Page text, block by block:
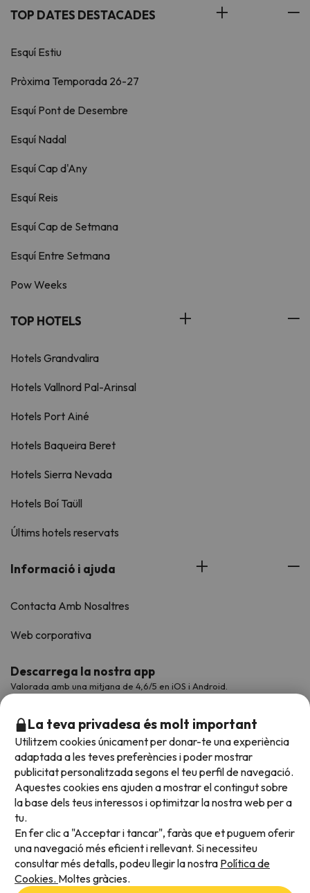
TOP DATES DESTACADES
Esquí Estiu
Pròxima Temporada 26-27
Esquí Pont de Desembre
Esquí Nadal
Esquí Cap d'Any
Esquí Reis
Esquí Cap de Setmana
Esquí Entre Setmana
Pow Weeks
TOP HOTELS
Hotels Grandvalira
Hotels Vallnord Pal-Arinsal
Hotels Port Ainé
Hotels Baqueira Beret
Hotels Sierra Nevada
Hotels Boí Taüll
Últims hotels reservats
Informació i ajuda
Contacta Amb Nosaltres
Web corporativa
Descarrega la nostra app
Valorada amb una mitjana de 4,6/5 en iOS i Android.
Acceptem
La teva privadesa és molt important
Utilitzem cookies únicament per donar-te una experiència
adaptada a les teves preferències i poder mostrar
publicitat personalitzada segons el teu perfil de navegació.
Aquestes cookies ens ajuden a mostrar el contingut sobre
la base dels teus interessos i optimitzar la nostra web per a
tu.
En fer clic a "Acceptar i tancar", faràs que et puguem oferir
una navegació més eficient i rellevant. Si necessiteu
consultar més detalls, podeu llegir la nostra Política de
Cookies. Moltes gràcies.